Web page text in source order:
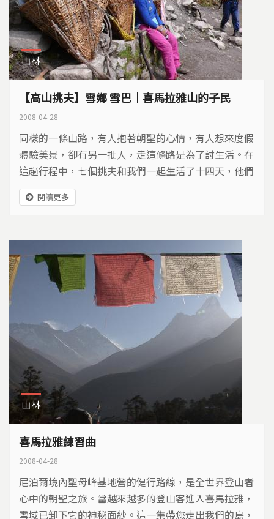
山林
【高山挑夫】雪鄉 雪巴｜喜馬拉雅山的子民
2008-04-28
同樣的一條山路，有人抱著朝聖的心情，有人想來度假
體驗美景，卻有另一批人，走這條路是為了討生活。在
這趟行程中，七個挑夫和我們一起生活了十四天，他們
大部分是山區的雪巴族，年紀從十六歲到三十五歲不
等，讓我們一探雪巴的故事。
閱讀更多
山林
喜馬拉雅練習曲
2008-04-28
尼泊爾境內聖母峰基地營的健行路線，是全世界登山者
心中的朝聖之旅。當越來越多的登山客進入喜馬拉雅，
雪域已卸下它的神秘面紗。這一集帶您走出我們的島，